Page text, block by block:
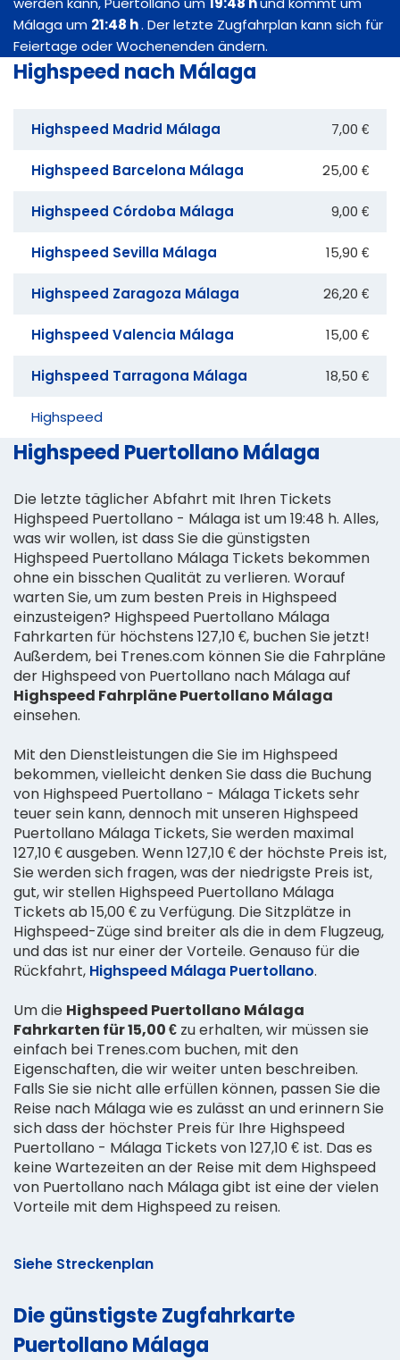
Málaga um 21:48 h. Der letzte Zugfahrplan kann sich für
Feiertage oder Wochenenden ändern.
Highspeed nach Málaga
Highspeed Madrid Málaga 7,00 €
Highspeed Barcelona Málaga 25,00 €
Highspeed Córdoba Málaga 9,00 €
Highspeed Sevilla Málaga 15,90 €
Highspeed Zaragoza Málaga 26,20 €
Highspeed Valencia Málaga 15,00 €
Highspeed Tarragona Málaga 18,50 €
Highspeed
Highspeed Puertollano Málaga
Die letzte täglicher Abfahrt mit Ihren Tickets
Highspeed Puertollano - Málaga ist um 19:48 h. Alles,
was wir wollen, ist dass Sie die günstigsten
Highspeed Puertollano Málaga Tickets bekommen
ohne ein bisschen Qualität zu verlieren. Worauf
warten Sie, um zum besten Preis in Highspeed
einzusteigen? Highspeed Puertollano Málaga
Fahrkarten für höchstens 127,10 €, buchen Sie jetzt!
Außerdem, bei Trenes.com können Sie die Fahrpläne
der Highspeed von Puertollano nach Málaga auf
Highspeed Fahrpläne Puertollano Málaga
einsehen.
Mit den Dienstleistungen die Sie im Highspeed
bekommen, vielleicht denken Sie dass die Buchung
von Highspeed Puertollano - Málaga Tickets sehr
teuer sein kann, dennoch mit unseren Highspeed
Puertollano Málaga Tickets, Sie werden maximal
127,10 € ausgeben. Wenn 127,10 € der höchste Preis ist,
Sie werden sich fragen, was der niedrigste Preis ist,
gut, wir stellen Highspeed Puertollano Málaga
Tickets ab 15,00 € zu Verfügung. Die Sitzplätze in
Highspeed-Züge sind breiter als die in dem Flugzeug,
und das ist nur einer der Vorteile. Genauso für die
Rückfahrt, Highspeed Málaga Puertollano.
Um die Highspeed Puertollano Málaga
Fahrkarten für 15,00 € zu erhalten, wir müssen sie
einfach bei Trenes.com buchen, mit den
Eigenschaften, die wir weiter unten beschreiben.
Falls Sie sie nicht alle erfüllen können, passen Sie die
Reise nach Málaga wie es zulässt an und erinnern Sie
sich dass der höchster Preis für Ihre Highspeed
Puertollano - Málaga Tickets von 127,10 € ist. Das es
keine Wartezeiten an der Reise mit dem Highspeed
von Puertollano nach Málaga gibt ist eine der vielen
Vorteile mit dem Highspeed zu reisen.
Siehe Streckenplan
Die günstigste Zugfahrkarte
Puertollano Málaga